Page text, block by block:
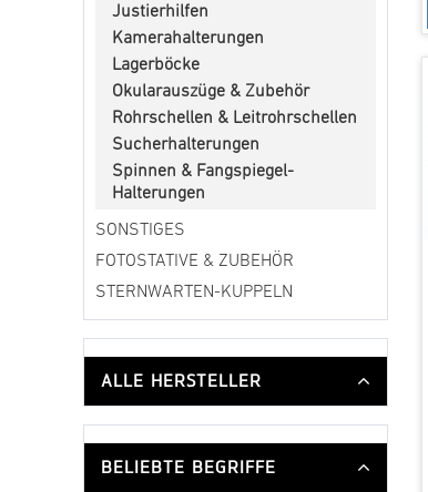
Justierhilfen
Kamerahalterungen
Lagerböcke
Okularauszüge & Zubehör
Rohrschellen & Leitrohrschellen
Sucherhalterungen
Spinnen & Fangspiegel-
Halterungen
SONSTIGES
FOTOSTATIVE & ZUBEHÖR
STERNWARTEN-KUPPELN
ALLE HERSTELLER
BELIEBTE BEGRIFFE